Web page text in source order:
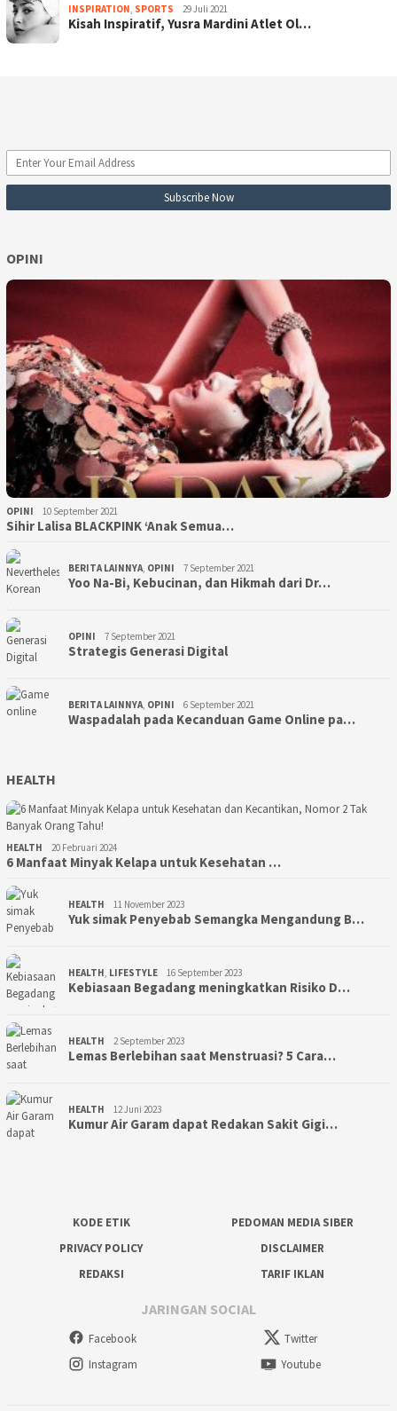
INSPIRATION, SPORTS 29 Juli 2021
Kisah Inspiratif, Yusra Mardini Atlet Ol…
OPINI
OPINI 10 September 2021
Sihir Lalisa BLACKPINK ‘Anak Semua…
BERITA LAINNYA, OPINI 7 September 2021
Yoo Na-Bi, Kebucinan, dan Hikmah dari Dr…
OPINI 7 September 2021
Strategis Generasi Digital
BERITA LAINNYA, OPINI 6 September 2021
Waspadalah pada Kecanduan Game Online pa…
HEALTH
HEALTH 20 Februari 2024
6 Manfaat Minyak Kelapa untuk Kesehatan …
HEALTH 11 November 2023
Yuk simak Penyebab Semangka Mengandung B…
HEALTH, LIFESTYLE 16 September 2023
Kebiasaan Begadang meningkatkan Risiko D…
HEALTH 2 September 2023
Lemas Berlebihan saat Menstruasi? 5 Cara…
HEALTH 12 Juni 2023
Kumur Air Garam dapat Redakan Sakit Gigi…
KODE ETIK
PEDOMAN MEDIA SIBER
PRIVACY POLICY
DISCLAIMER
REDAKSI
TARIF IKLAN
JARINGAN SOCIAL
Facebook
Twitter
Instagram
Youtube